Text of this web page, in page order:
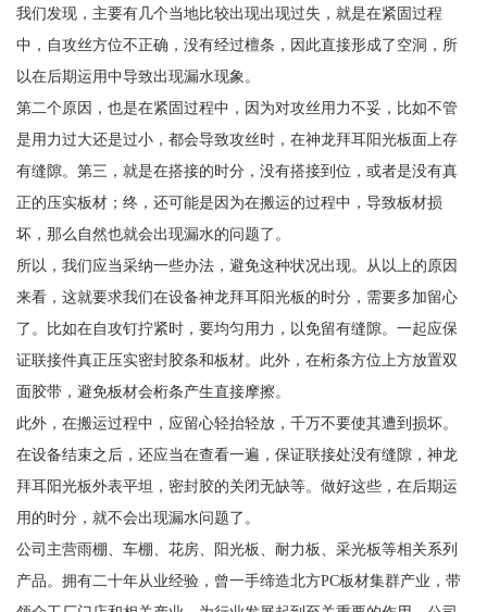
我们发现，主要有几个当地比较出现出现过失，就是在紧固过程
中，自攻丝方位不正确，没有经过檀条，因此直接形成了空洞，所
以在后期运用中导致出现漏水现象。
第二个原因，也是在紧固过程中，因为对攻丝用力不妥，比如不管
是用力过大还是过小，都会导致攻丝时，在神龙拜耳阳光板面上存
有缝隙。第三，就是在搭接的时分，没有搭接到位，或者是没有真
正的压实板材；终，还可能是因为在搬运的过程中，导致板材损
坏，那么自然也就会出现漏水的问题了。
所以，我们应当采纳一些办法，避免这种状况出现。从以上的原因
来看，这就要求我们在设备神龙拜耳阳光板的时分，需要多加留心
了。比如在自攻钉拧紧时，要均匀用力，以免留有缝隙。一起应保
证联接件真正压实密封胶条和板材。此外，在桁条方位上方放置双
面胶带，避免板材会桁条产生直接摩擦。
此外，在搬运过程中，应留心轻抬轻放，千万不要使其遭到损坏。
在设备结束之后，还应当在查看一遍，保证联接处没有缝隙，神龙
拜耳阳光板外表平坦，密封胶的关闭无缺等。做好这些，在后期运
用的时分，就不会出现漏水问题了。
公司主营雨棚、车棚、花房、阳光板、耐力板、采光板等相关系列
产品。拥有二十年从业经验，曾一手缔造北方PC板材集群产业，带